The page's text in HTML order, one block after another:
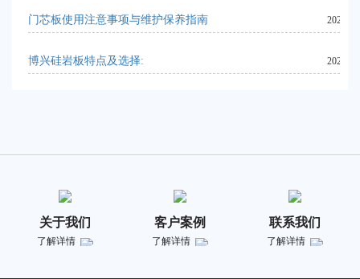
门芯板使用注意事项与维护保养指南 2024-
博兴硅岩板特点及选择: 2023-
关于我们
了解详情
客户案例
了解详情
联系我们
了解详情